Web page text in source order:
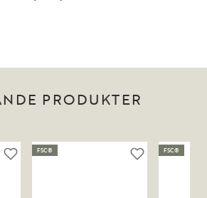
PRODUKTER
FSC® FSC®